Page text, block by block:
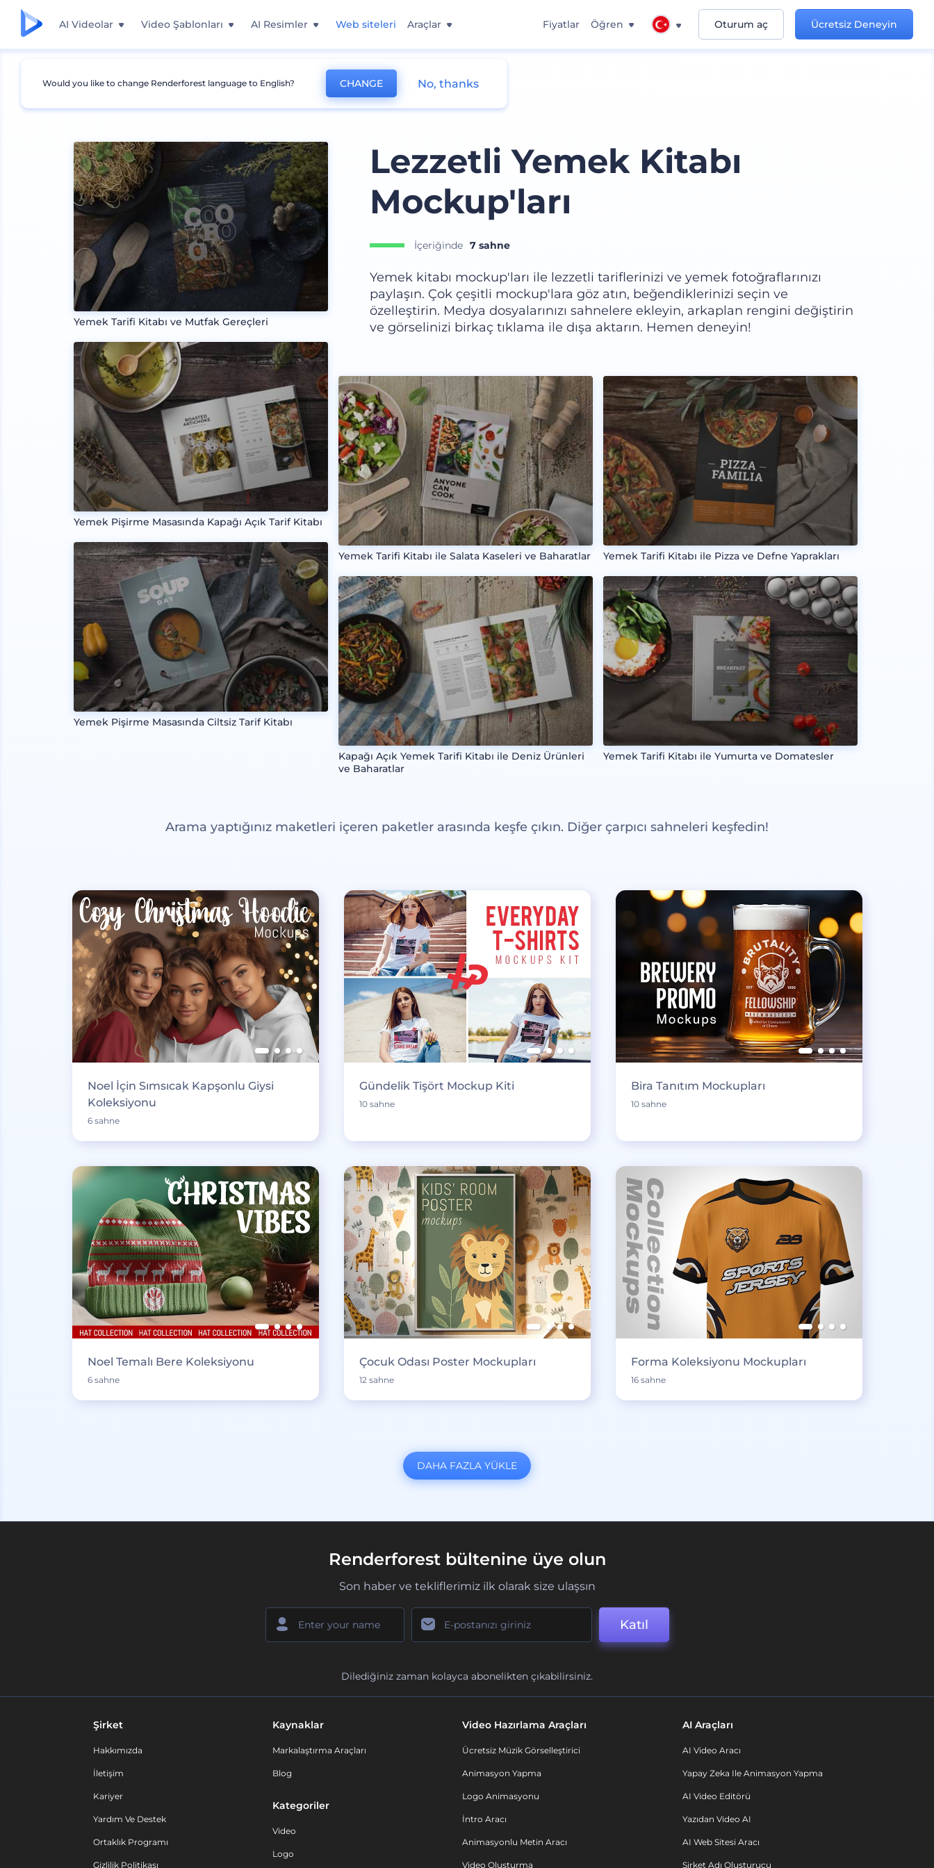
AI Videolar Video Şablonları AI Resimler Web siteleri Araçlar Fiyatlar Öğren Oturum aç Ücretsiz Deneyin
Mockuplar Baskı Kitap Mockup
Yemek Tarifi Kitabı ve Mutfak Gereçleri
Yemek Pişirme Masasında Kapağı Açık Tarif Kitabı
Yemek Pişirme Masasında Ciltsiz Tarif Kitabı
Lezzetli Yemek Kitabı
Mockup'ları
İçeriğinde 7 sahne
Yemek kitabı mockup'ları ile lezzetli tariflerinizi ve yemek fotoğraflarınızı
paylaşın. Çok çeşitli mockup'lara göz atın, beğendiklerinizi seçin ve
özelleştirin. Medya dosyalarınızı sahnelere ekleyin, arkaplan rengini değiştirin
ve görselinizi birkaç tıklama ile dışa aktarın. Hemen deneyin!
Yemek Tarifi Kitabı ile Salata Kaseleri ve Baharatlar
Kapağı Açık Yemek Tarifi Kitabı ile Deniz Ürünleri
ve Baharatlar
Yemek Tarifi Kitabı ile Pizza ve Defne Yaprakları
Yemek Tarifi Kitabı ile Yumurta ve Domatesler
Arama yaptığınız maketleri içeren paketler arasında keşfe çıkın. Diğer çarpıcı sahneleri keşfedin!
Noel İçin Sımsıcak Kapşonlu Giysi
Koleksiyonu
6 sahne
Gündelik Tişört Mockup Kiti
10 sahne
Bira Tanıtım Mockupları
10 sahne
Noel Temalı Bere Koleksiyonu
6 sahne
Çocuk Odası Poster Mockupları
12 sahne
Forma Koleksiyonu Mockupları
16 sahne
DAHA FAZLA YÜKLE
Renderforest bültenine üye olun
Son haber ve tekliflerimiz ilk olarak size ulaşsın
Katıl
Dilediğiniz zaman kolayca abonelikten çıkabilirsiniz.
Şirket
Hakkımızda
İletişim
Kariyer
Yardım Ve Destek
Ortaklık Programı
Gizlilik Politikası
Kaynaklar
Markalaştırma Araçları
Blog
Kategoriler
Video
Logo
Video Hazırlama Araçları
Ücretsiz Müzik Görselleştirici
Animasyon Yapma
Logo Animasyonu
İntro Aracı
Animasyonlu Metin Aracı
Video Oluşturma
AI Araçları
AI Video Aracı
Yapay Zeka Ile Animasyon Yapma
AI Video Editörü
Yazıdan Video AI
AI Web Sitesi Aracı
Şirket Adı Oluşturucu
Would you like to change Renderforest language to English? CHANGE No, thanks